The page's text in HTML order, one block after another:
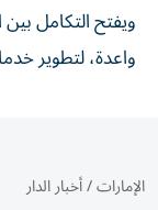
ويفتح التكامل بين
واعدة، لتطوير
الإمارات/أخبار الدار